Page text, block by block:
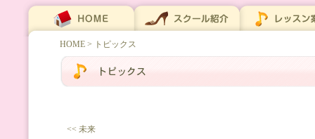
HOME > トピックス
<< 未来